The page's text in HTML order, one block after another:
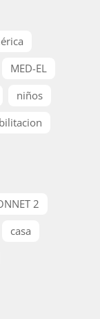
MED-EL
niños
2
casa